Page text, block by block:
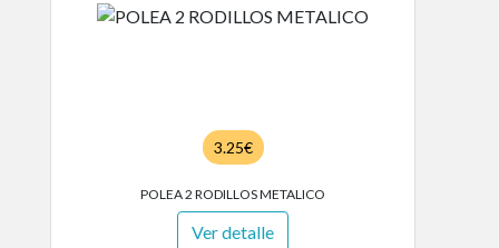
3.25€
POLEA 2 RODILLOS METALICO
Ver detalle